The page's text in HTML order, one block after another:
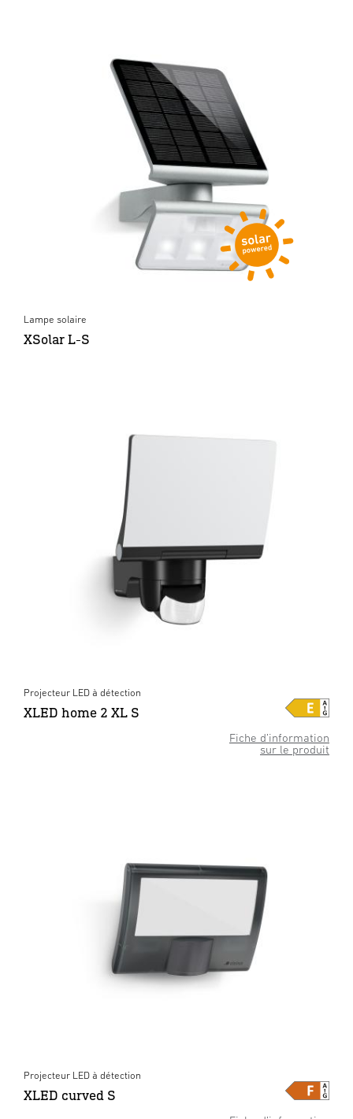
Lampe solaire
XSolar L-S
Fiche d’information
sur le produit
Projecteur LED à détection
XLED home 2 XL S
Projecteur LED à détection
XLED curved S